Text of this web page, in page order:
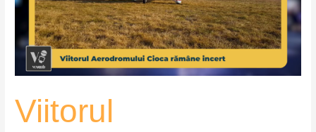
Viitorul
–
VoxQub